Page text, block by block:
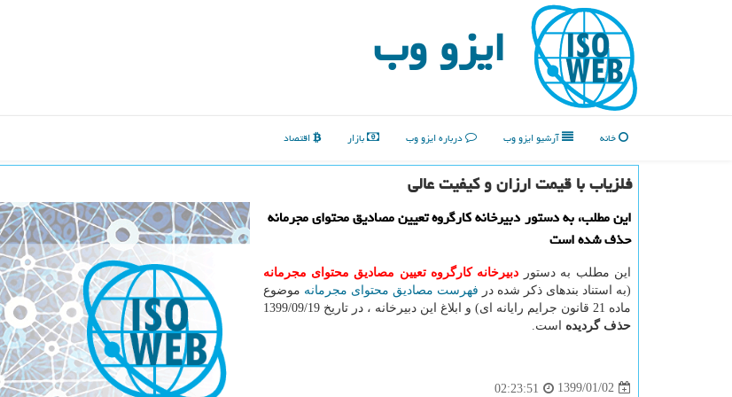
ایزو وب
خانه آرشیو ایزو وب درباره ایزو وب بازار اقتصاد
فلزیاب با قیمت ارزان و كیفیت عالی
این مطلب، به دستور دبیرخانه كارگروه تعیین مصادیق محتوای مجرمانه
حذف شده است
این مطلب به دستور دبیرخانه كارگروه تعیین مصادیق محتوای مجرمانه
(به استناد بندهای ذکر شده در فهرست مصادیق محتوای مجرمانه موضوع
ماده 21 قانون جرایم رایانه ای) و ابلاغ این دبیرخانه ، در تاریخ 1399/09/19
حذف گردیده است.
1399/01/02
02:23:51